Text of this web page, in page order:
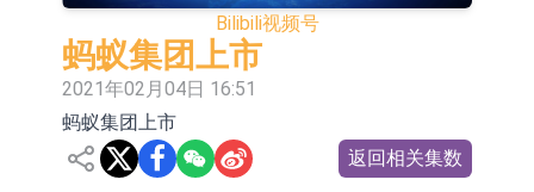
CPU与GPU构建
博腾股份(300363.CN)涨20.02%
日韩股市收盘双双下跌
依米康：海外交付以东南亚、中东市
场为主 并已取得欧美相关认证
上交所：财通多策略福鑫定期开放灵
活配置混合型发起式证券投资基金临
上交所：景顺长城全球半导体芯片产
Bilibili视频号
蚂蚁集团上市
2021年02月04日 16:51
蚂蚁集团上市
返回相关集数